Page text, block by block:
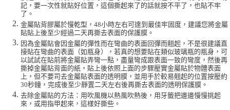
記，要一次性就貼好位置，這個撕起來了的話就按不平了，也貼不牢
了。
金屬貼背膠屬於慢乾型，48小時左右可達到最佳牢固度，建議您將金屬
貼貼上後至少經過二天再撕去表面的保護膜。
因為金屬貼會因金屬的彈性而在彎曲的表面回彈而翹起，不是很建議直
接貼在彎曲的表面（如瓶身），若真的想要貼在類似玻璃瓶的瓶身，可
以試試在貼前將金屬貼弄彎一點，盡量彎成跟表面一致的彎度，然後再
撕掉金屬貼背面的紙，貼上後依照上面的步驟壓實金屬貼於物體表面
上，但不要司去金屬貼表面的透明膜，並用手於較易翹起的位置按壓約
30秒鐘，完成後至少靜置二天左右後再撕去表面的透明保護膜。
去除金屬貼的方法：用吹風機以熱風吹熱後，用牙籤把邊邊慢慢挑起
來，或用指甲起來，這樣好撕些。